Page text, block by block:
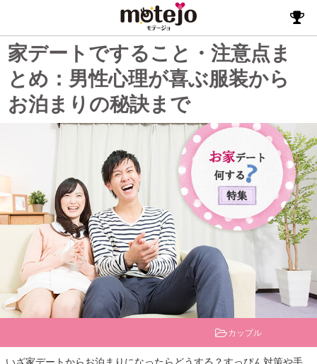
家デートですること・注意点ま
とめ：男性心理が喜ぶ服装から
お泊まりの秘訣まで
カップル